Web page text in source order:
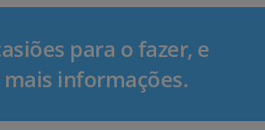
para o fazer, e
informações.